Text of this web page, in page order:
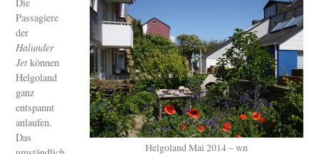
Helgoland Mai 2014 – wn
Passagiere
der
Halunder
Jet können
Helgoland
ganz
entspannt
anlaufen.
Das